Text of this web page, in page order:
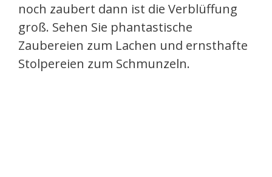
noch zaubert dann ist die Verblüffung
groß. Sehen Sie phantastische
Zaubereien zum Lachen und ernsthafte
Stolpereien zum Schmunzeln.